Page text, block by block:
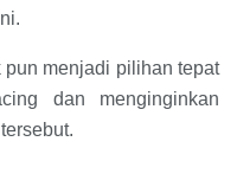
menjadi pilihan tepat
dan menginginkan